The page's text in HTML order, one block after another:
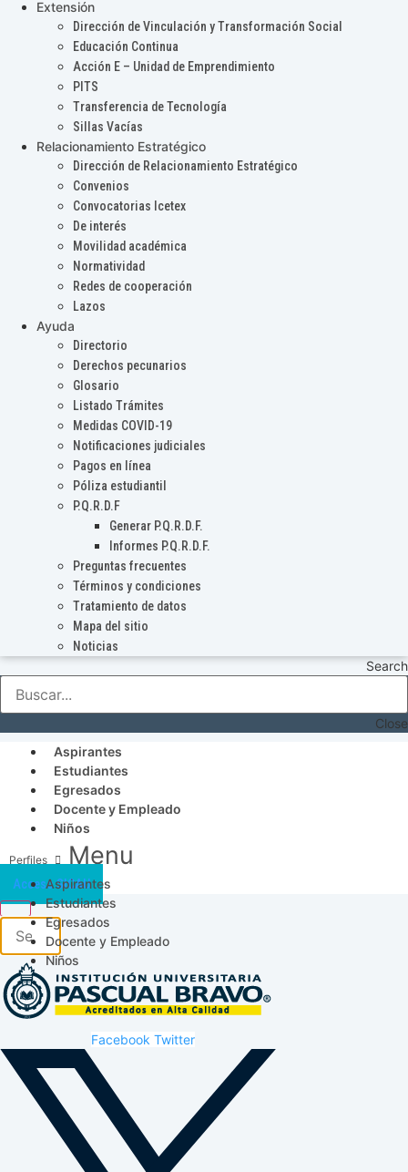
Extensión
Dirección de Vinculación y Transformación Social
Educación Continua
Acción E – Unidad de Emprendimiento
PITS
Transferencia de Tecnología
Sillas Vacías
Relacionamiento Estratégico
Dirección de Relacionamiento Estratégico
Convenios
Convocatorias Icetex
De interés
Movilidad académica
Normatividad
Redes de cooperación
Lazos
Ayuda
Directorio
Derechos pecunarios
Glosario
Listado Trámites
Medidas COVID-19
Notificaciones judiciales
Pagos en línea
Póliza estudiantil
P.Q.R.D.F
Generar P.Q.R.D.F.
Informes P.Q.R.D.F.
Preguntas frecuentes
Términos y condiciones
Tratamiento de datos
Mapa del sitio
Noticias
Search
Close
Aspirantes
Estudiantes
Egresados
Docente y Empleado
Niños
Menu
Aspirantes
Estudiantes
Egresados
Docente y Empleado
Niños
Acceso SICAU
Facebook Twitter